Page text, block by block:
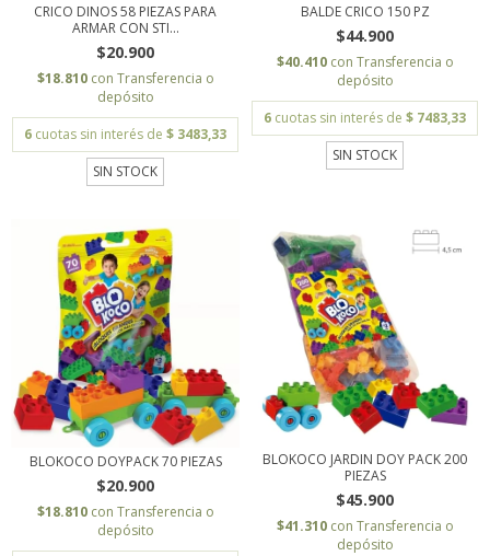
CRICO DINOS 58 PIEZAS PARA
ARMAR CON STI...
$20.900
$18.810 con Transferencia o
depósito
6 cuotas sin interés de $ 3483,33
SIN STOCK
BALDE CRICO 150 PZ
$44.900
$40.410 con Transferencia o
depósito
6 cuotas sin interés de $ 7483,33
SIN STOCK
BLOKOCO DOYPACK 70 PIEZAS
$20.900
$18.810 con Transferencia o
depósito
BLOKOCO JARDIN DOY PACK 200
PIEZAS
$45.900
$41.310 con Transferencia o
depósito